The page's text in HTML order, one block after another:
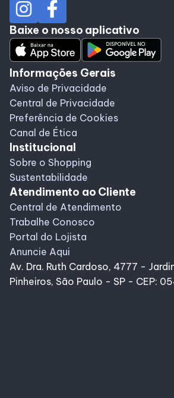
Baixe o nosso aplicativo
Informações Gerais
Aviso de Privacidade
Central de Privacidade
Preferência de Cookies
Canal de Ética
Institucional
Sobre o Shopping
Sustentabilidade
Atendimento ao Cliente
Central de Atendimento
Trabalhe Conosco
Portal do Lojista
Anuncie Aqui
Av. Dra. Ruth Cardoso, 4777 -
Pinheiros, São Paulo - SP - CEP: